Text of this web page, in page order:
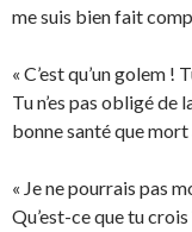
me suis bien fait
« C’est qu’un golem
Tu n’es pas obligé de
bonne santé que mort
« Je ne pourrais pas
Qu’est-ce que tu